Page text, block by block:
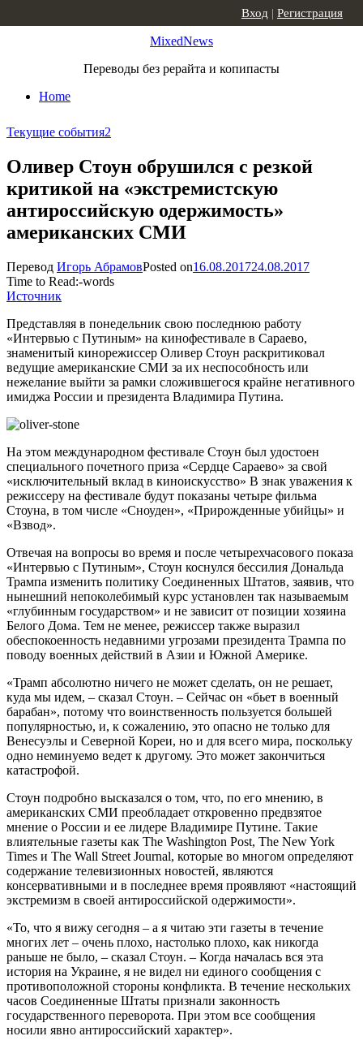
MixedNews
Переводы без рерайта и копипасты
Home
Вход | Регистрация
Текущие события2
Оливер Стоун обрушился с резкой
критикой на «экстремистскую
антироссийскую одержимость»
американских СМИ
Перевод Игорь АбрамовPosted on16.08.201724.08.2017
Time to Read:-words
Источник
Представляя в понедельник свою последнюю работу
«Интервью с Путиным» на кинофестивале в Сараево,
знаменитый кинорежиссер Оливер Стоун раскритиковал
ведущие американские СМИ за их неспособность или
нежелание выйти за рамки сложившегося крайне негативного
имиджа России и президента Владимира Путина.
На этом международном фестивале Стоун был удостоен
специального почетного приза «Сердце Сараево» за свой
«исключительный вклад в киноискусство» В знак уважения к
режиссеру на фестивале будут показаны четыре фильма
Стоуна, в том числе «Сноуден», «Прирожденные убийцы» и
«Взвод».
Отвечая на вопросы во время и после четырехчасового показа
«Интервью с Путиным», Стоун коснулся бессилия Дональда
Трампа изменить политику Соединенных Штатов, заявив, что
нынешний непоколебимый курс установлен так называемым
«глубинным государством» и не зависит от позиции хозяина
Белого Дома. Тем не менее, режиссер также выразил
обеспокоенность недавними угрозами президента Трампа по
поводу военных действий в Азии и Южной Америке.
«Трамп абсолютно ничего не может сделать, он не решает,
куда мы идем, – сказал Стоун. – Сейчас он «бьет в военный
барабан», потому что воинственность пользуется большей
популярностью, и, к сожалению, это опасно не только для
Венесуэлы и Северной Кореи, но и для всего мира, поскольку
одно неминуемо ведет к другому. Это может закончиться
катастрофой.
Стоун подробно высказался о том, что, по его мнению, в
американских СМИ преобладает откровенно предвзятое
мнение о России и ее лидере Владимире Путине. Такие
влиятельные газеты как The Washington Post, The New York
Times и The Wall Street Journal, которые во многом определяют
содержание телевизионных новостей, являются
консервативными и в последнее время проявляют «настоящий
экстремизм в своей антироссийской одержимости».
«То, что я вижу сегодня – а я читаю эти газеты в течение
многих лет – очень плохо, настолько плохо, как никогда
раньше не было, – сказал Стоун. – Когда началась вся эта
история на Украине, я не видел ни единого сообщения с
противоположной стороны конфликта. В течение нескольких
часов Соединенные Штаты признали законность
государственного переворота. При этом все сообщения
носили явно антироссийский характер».